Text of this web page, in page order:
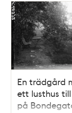
En trädgård
ett lusthus
på